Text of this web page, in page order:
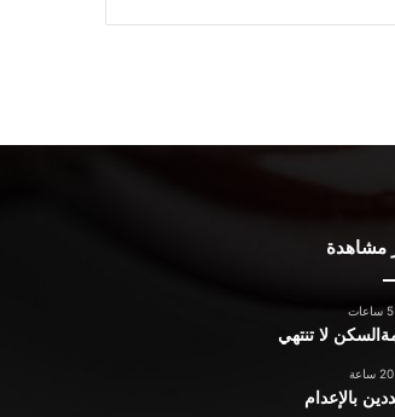
مشاهدة
لا تنتهي
بالإعدام